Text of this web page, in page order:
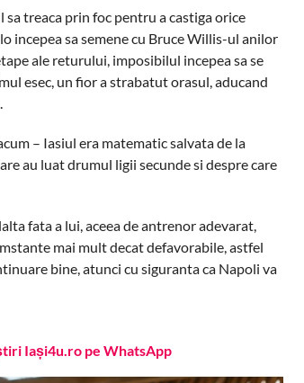
sa treaca prin foc pentru a castiga orice
incepea sa semene cu Bruce Willis-ul anilor
ale returului, imposibilul incepea sa se
esec, un fior a strabatut orasul, aducand
– Iasiul era matematic salvata de la
au luat drumul ligii secunde si despre care
fata a lui, aceea de antrenor adevarat,
mai mult decat defavorabile, astfel
bine, atunci cu siguranta ca Napoli va
Iași4u.ro pe WhatsApp